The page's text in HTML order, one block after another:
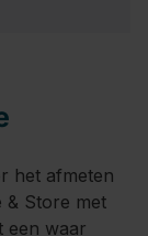
het afmeten
& Store met
een waar